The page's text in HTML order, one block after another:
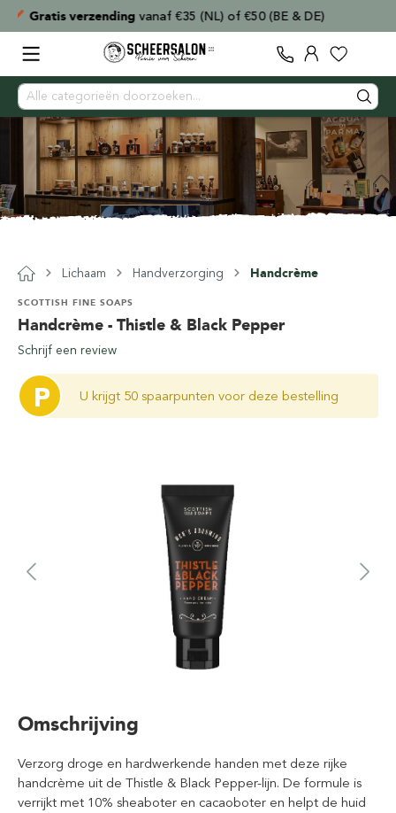
Voor15:00besteld,direct verzonden
Lichaam Handverzorging Handcrème
Handcrème - Thistle & Black Pepper
SCOTTISH FINE SOAPS
Schrijf een review
P U krijgt 50 spaarpunten voor deze bestelling
Omschrijving
Verzorg droge en hardwerkende handen met deze rijke
handcrème uit de Thistle & Black Pepper-lijn. De formule is
verrijkt met 10% sheaboter en cacaoboter en helpt de huid